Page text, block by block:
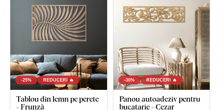
-25% REDUCERI 🔥
Tablou din lemn pe perete
- Frunză
-30% REDUCERI 🔥
Panou autoadeziv pentru
bucatarie - Cezar